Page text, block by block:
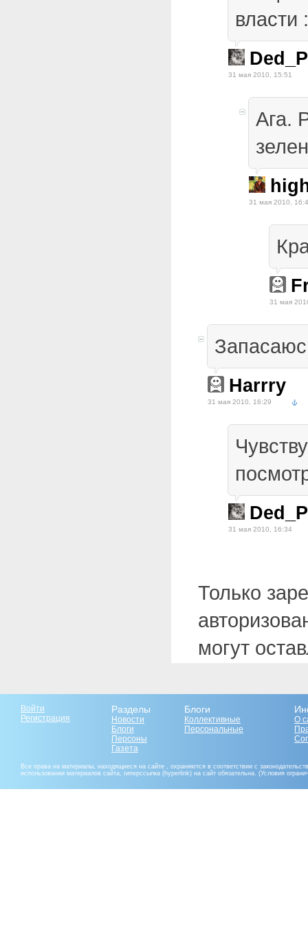
власти
31 мая 2010, 15:51
Ага.
31 мая 2010,
31 мая
Harrry
31 мая 2010, 16:29
31 мая 2010, 16:34
Только
могут
Войти
Регистрация
Разделы
Новости
Блоги
Персоны
Газета
Блоги
Коллективные
Персональные
О
Все права на материалы, находящиеся на сайте , охраняются в соответствии с
использовании материалов сайта, гиперссылка (hyperlink) на сайт обязательна. (Условия